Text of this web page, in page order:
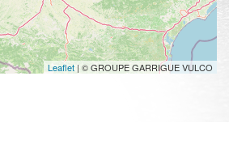
Leaflet | © GROUPE GARRIGUE VULCO